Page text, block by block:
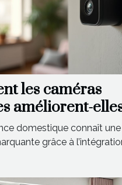
les caméras
améliorent-
domestique ?
domestique connaît une
grâce à